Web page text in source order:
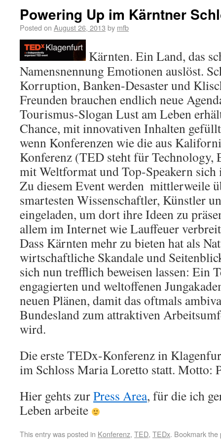
Powering Up im Kärntner
Posted on August 26, 2013 by mfb
Kärnten. Ein Land, das
Namensnennung Emotionen auslöst.
Korruption, Banken-Desaster und
Freunden brauchen endlich neue
Tourismus-Slogan Lust am Leben
Chance, mit innovativen Inhalten
wenn Konferenzen wie die aus
Konferenz (TED steht für Technology,
mit Weltformat und Top-Speakern
Zu diesem Event werden  mittlerweile
smartesten Wissenschaftler, Künstler
eingeladen, um dort ihre Ideen zu
allem im Internet wie Lauffeuer
Dass Kärnten mehr zu bieten hat als
wirtschaftliche Skandale und
sich nun trefflich beweisen lassen: Ein
engagierten und weltoffenen
neuen Plänen, damit das oftmals
Bundesland zum attraktiven
wird.
Die erste TEDx-Konferenz in
im Schloss Maria Loretto statt. Motto:
Hier gehts zurPress Area, für die ich
Leben arbeite
This entry was posted in Konferenz, TED, TEDx. Bookmark the